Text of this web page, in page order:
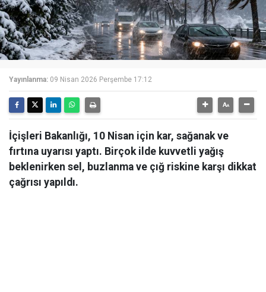
Yayınlanma: 09 Nisan 2026 Perşembe 17:12
İçişleri Bakanlığı, 10 Nisan için kar, sağanak ve
fırtına uyarısı yaptı. Birçok ilde kuvvetli yağış
beklenirken sel, buzlanma ve çığ riskine karşı dikkat
çağrısı yapıldı.